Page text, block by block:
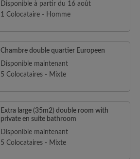
Disponible à partir du 16 août
1 Colocataire - Homme
Chambre double quartier Europeen
Disponible maintenant
5 Colocataires - Mixte
Extra large (35m2) double room with
private en suite bathroom
Disponible maintenant
5 Colocataires - Mixte